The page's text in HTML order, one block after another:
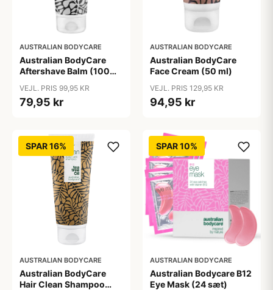
AUSTRALIAN BODYCARE
Australian BodyCare
Aftershave Balm (100
VEJL. PRIS 99,95 KR
79,95 kr
AUSTRALIAN BODYCARE
Australian BodyCare
Face Cream (50 ml)
VEJL. PRIS 129,95 KR
94,95 kr
SPAR 16%
AUSTRALIAN BODYCARE
Australian BodyCare
Hair Clean Shampoo
SPAR 10%
AUSTRALIAN BODYCARE
Australian Bodycare B12
Eye Mask (24 sæt)